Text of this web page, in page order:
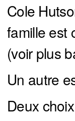
Cole
famille est
(voir plus
Un autre
Deux